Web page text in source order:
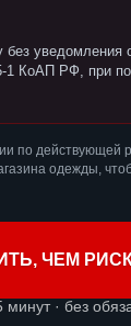
уведомления
1 КоАП РФ, при
по действующей
одежды,
ЧЕМ
минут · без